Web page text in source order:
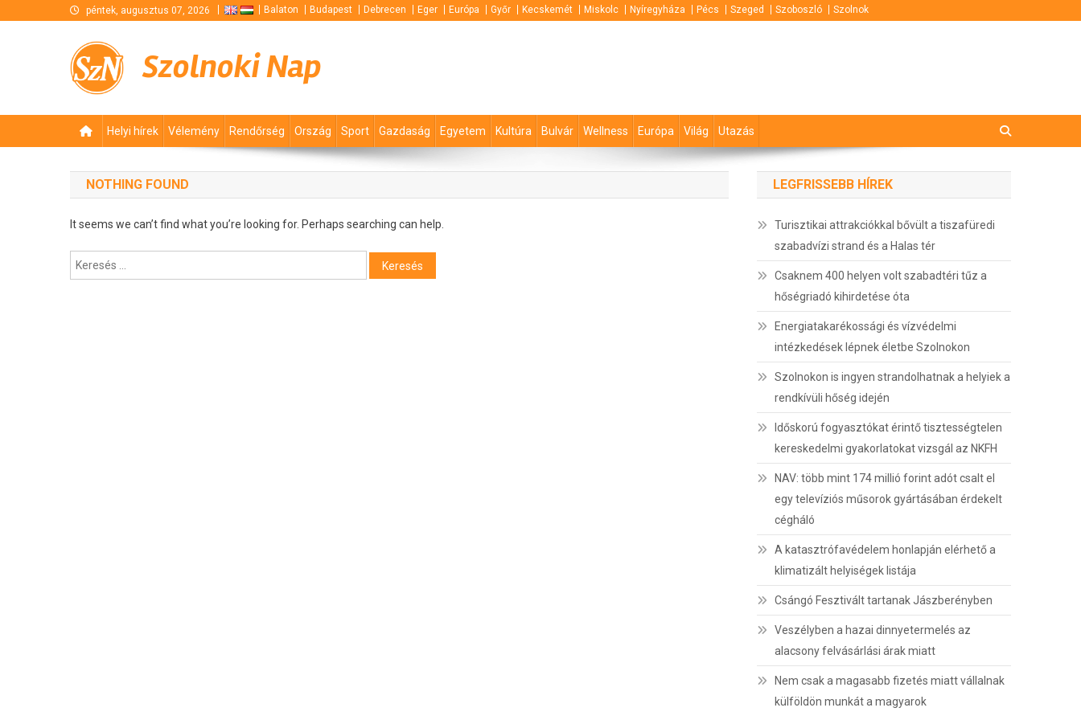
péntek, augusztus 07, 2026 Balaton Budapest Debrecen Eger Európa Győr Kecskemét Miskolc Nyíregyháza Pécs Szeged Szoboszló Szolnok
Szolnoki Nap
Helyi hírek Vélemény Rendőrség Ország Sport Gazdaság Egyetem Kultúra Bulvár Wellness Európa Világ Utazás
NOTHING FOUND
It seems we can’t find what you’re looking for. Perhaps searching can help.
Keresés:
LEGFRISSEBB HÍREK
Turisztikai attrakciókkal bővült a tiszafüredi
szabadvízi strand és a Halas tér
Csaknem 400 helyen volt szabadtéri tűz a
hőségriadó kihirdetése óta
Energiatakarékossági és vízvédelmi
intézkedések lépnek életbe Szolnokon
Szolnokon is ingyen strandolhatnak a helyiek a
rendkívüli hőség idején
Időskorú fogyasztókat érintő tisztességtelen
kereskedelmi gyakorlatokat vizsgál az NKFH
NAV: több mint 174 millió forint adót csalt el
egy televíziós műsorok gyártásában érdekelt
cégháló
A katasztrófavédelem honlapján elérhető a
klimatizált helyiségek listája
Csángó Fesztivált tartanak Jászberényben
Veszélyben a hazai dinnyetermelés az
alacsony felvásárlási árak miatt
Nem csak a magasabb fizetés miatt vállalnak
külföldön munkát a magyarok